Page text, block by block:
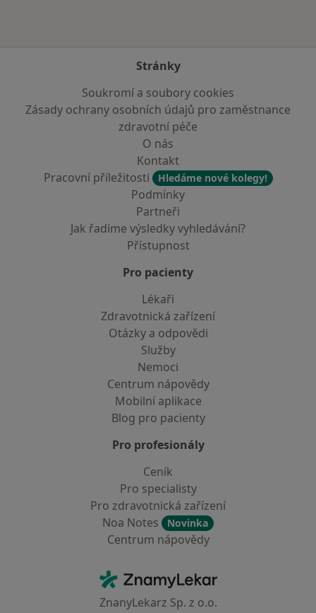
Stránky
Soukromí a soubory cookies
Zásady ochrany osobních údajů pro zaměstnance
zdravotní péče
O nás
Kontakt
Pracovní příležitosti
Hledáme nové kolegy!
Podmínky
Partneři
Jak řadíme výsledky vyhledávání?
Přístupnost
Pro pacienty
Lékaři
Zdravotnická zařízení
Otázky a odpovědi
Služby
Nemoci
Centrum nápovědy
Mobilní aplikace
Blog pro pacienty
Pro profesionály
Ceník
Pro specialisty
Pro zdravotnická zařízení
Noa Notes
Novinka
Centrum nápovědy
ZnamyLekar - Hlavní stránka
ZnanyLekarz Sp. z o.o.